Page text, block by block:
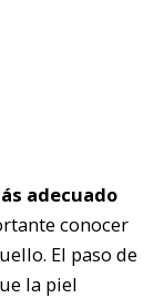
adecuado
conocer
El paso de
la piel